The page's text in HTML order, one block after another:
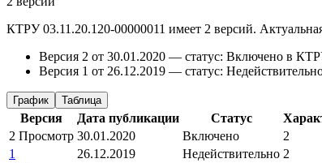
КТРУ 03.11.20.120-00000011 имеет 2 версий.
Версия 2 от 30.01.2020 — статус: Включено в
Версия 1 от 26.12.2019 — статус:
График Таблица
Версия Дата публикации Статус
2 Просмотр 30.01.2020 Включено
2
1
26.12.2019 Недействительно 2